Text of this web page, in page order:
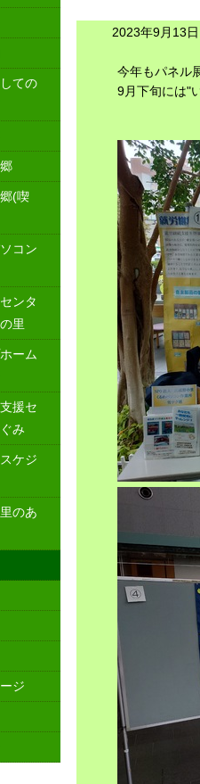
2023年9月13
今年もパネル
9月下旬には"
ての
(喫
コン
ンタ
里
ーム
援セ
み
ケジ
のあ
ジ